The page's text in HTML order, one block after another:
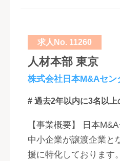
求人No. 11260
人材本部 東京
株式会社日本M&Aセン
# 過去2年以内に3名以
【事業概要】 日本
中小企業が譲渡企業と
援に特化しております